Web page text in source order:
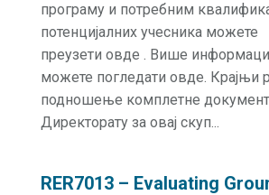
програму и потребним
потенцијалних учесника можете
преузети овде . Више
можете погледати овде. Крајњи
подношење комплетне
Директорату за овај скуп...
RER7013 – Evaluating